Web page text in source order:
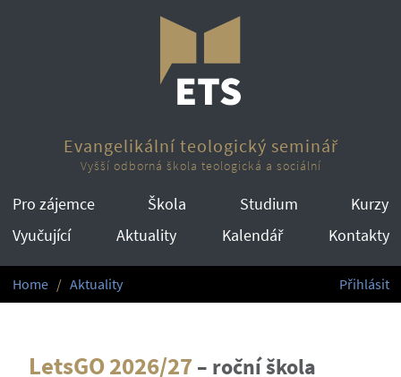
Evangelikální teologický seminář
Vyšší odborná škola teologická a sociální
Pro zájemce Škola Studium
Kurzy
Vyučující
Aktuality Kalendář Kontakty
Home Aktuality Přihlásit
LetsGO 2026/27 – roční škola